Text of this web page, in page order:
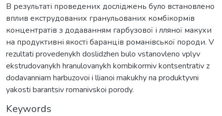
В результаті проведених досліджень було встановлено
вплив екструдованих гранульованих комбікормів
концентратів з додаванням гарбузової і лляної макухи
на продуктивні якості баранців романівської породи. V
rezultati provedenykh doslidzhen bulo vstanovleno vplyv
ekstrudovanykh hranulovanykh kombikormiv kontsentrativ z
dodavanniam harbuzovoi i llianoi makukhy na produktyvni
yakosti barantsiv romanivskoi porody.
Keywords